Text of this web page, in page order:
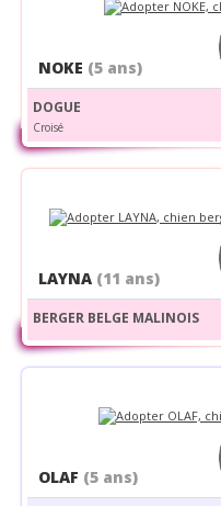
NOKE (5 ans)
DOGUE
Croisé
LAYNA (11 ans)
BERGER BELGE MALINOIS
OLAF (5 ans)